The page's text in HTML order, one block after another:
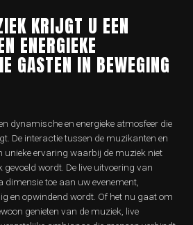
KRIJGT U EEN
ENERGIEKE
GASTEN IN BEWEGING
dynamische en energieke atmosfeer die
De interactie tussen de muzikanten en
unieke ervaring waarbij de muziek niet
gevoeld wordt. De live uitvoering van
dimensie toe aan uw evenement,
en opwindend wordt. Of het nu gaat om
genieten van de muziek, live